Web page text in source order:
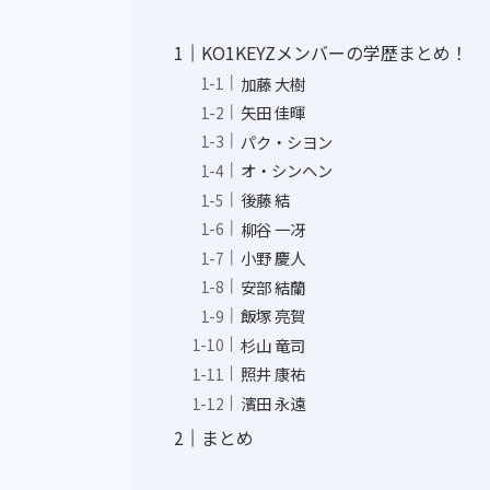
KO1KEYZメンバーの学歴まとめ！
加藤 大樹
矢田 佳暉
パク・シヨン
オ・シンヘン
後藤 結
柳谷 一冴
小野 慶人
安部 結蘭
飯塚 亮賀
杉山 竜司
照井 康祐
濱田 永遠
まとめ